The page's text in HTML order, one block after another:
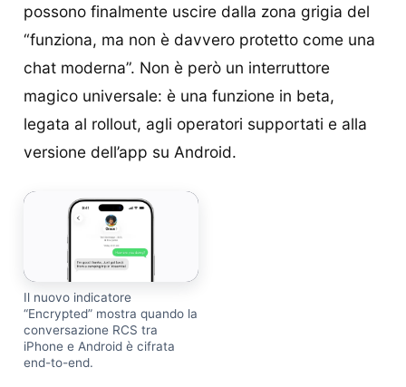
possono finalmente uscire dalla zona grigia del
“funziona, ma non è davvero protetto come una
chat moderna”. Non è però un interruttore
magico universale: è una funzione in beta,
legata al rollout, agli operatori supportati e alla
versione dell’app su Android.
Il nuovo indicatore
“Encrypted” mostra quando la
conversazione RCS tra
iPhone e Android è cifrata
end-to-end.